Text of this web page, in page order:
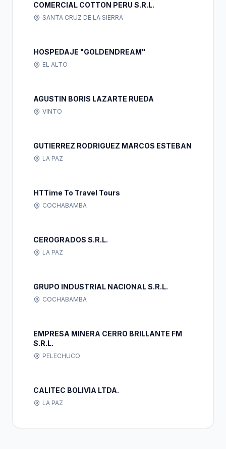
COMERCIAL COTTON PERU S.R.L.
SANTA CRUZ DE LA SIERRA
HOSPEDAJE "GOLDENDREAM"
EL ALTO
AGUSTIN BORIS LAZARTE RUEDA
VINTO
GUTIERREZ RODRIGUEZ MARCOS ESTEBAN
LA PAZ
HTTime To Travel Tours
COCHABAMBA
CEROGRADOS S.R.L.
LA PAZ
GRUPO INDUSTRIAL NACIONAL S.R.L.
COCHABAMBA
EMPRESA MINERA CERRO BRILLANTE FM
S.R.L.
PELECHUCO
CALITEC BOLIVIA LTDA.
LA PAZ